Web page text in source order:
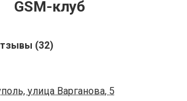
GSM-клуб
(32)
улица Варганова, 5